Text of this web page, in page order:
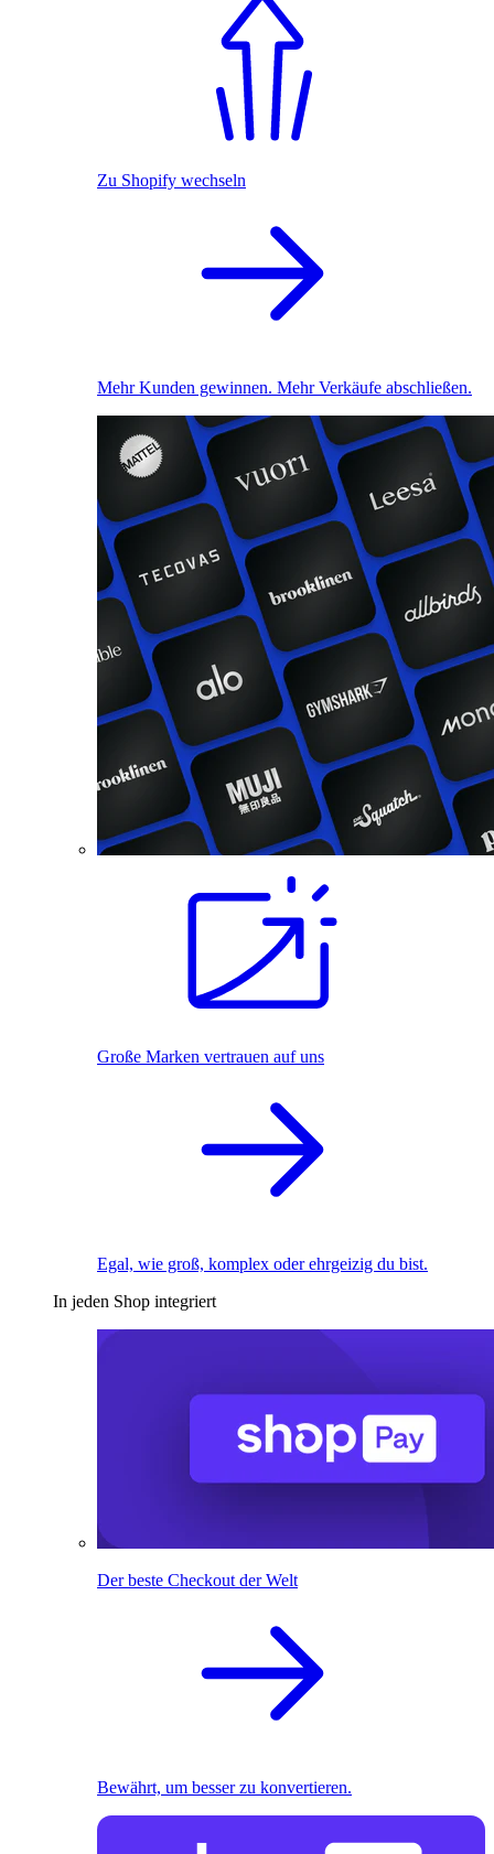
Zu Shopify wechseln
Mehr Kunden gewinnen. Mehr Verkäufe abschließen.
Große Marken vertrauen auf uns
Egal, wie groß, komplex oder ehrgeizig du bist.
In jeden Shop integriert
Der beste Checkout der Welt
Bewährt, um besser zu konvertieren.